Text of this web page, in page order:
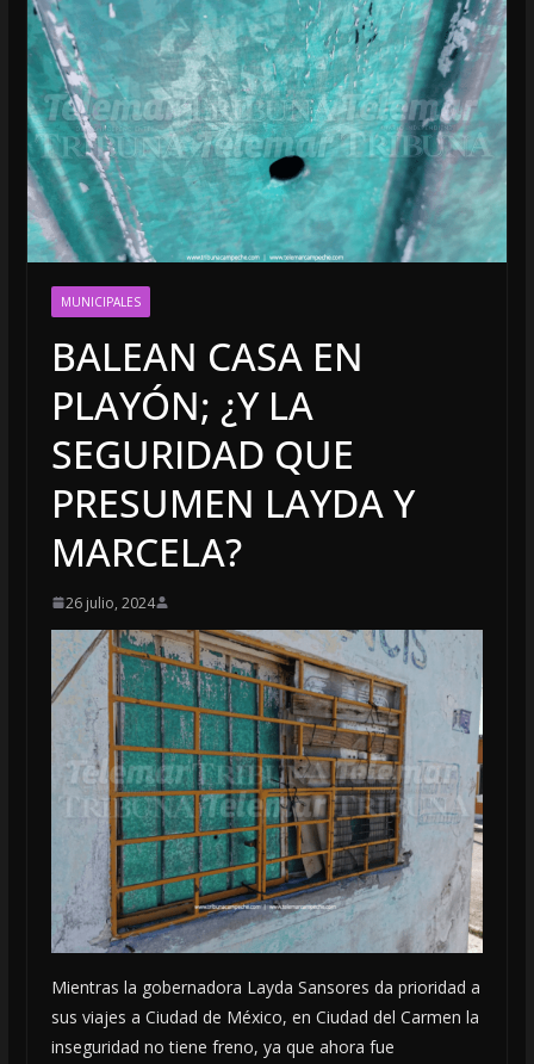
MUNICIPALES
BALEAN CASA EN
PLAYÓN; ¿Y LA
SEGURIDAD QUE
PRESUMEN LAYDA Y
MARCELA?
26 julio, 2024
Mientras la gobernadora Layda Sansores da prioridad a
sus viajes a Ciudad de México, en Ciudad del Carmen la
inseguridad no tiene freno, ya que ahora fue